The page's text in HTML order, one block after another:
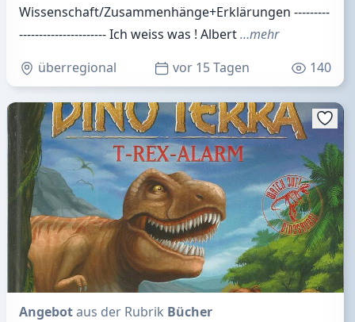
Wissenschaft/Zusammenhänge+Erklärungen ---------
---------------------- Ich weiss was ! Albert…mehr
überregional
vor 15 Tagen 140
Angebotaus der Rubrik Bücher